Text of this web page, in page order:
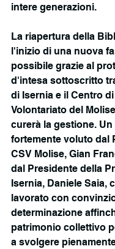
intere generazioni.
La riapertura della
l'inizio di una nuova
possibile grazie al
d'intesa sottoscritto
di Isernia e il Centro
Volontariato del
curerà la gestione.
fortemente voluto dal
CSV Molise, Gian
dal Presidente della
Isernia, Daniele Saia,
lavorato con
determinazione
patrimonio collettivo
a svolgere